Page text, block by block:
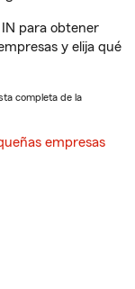
para obtener
y elija qué
completa de la
empresas